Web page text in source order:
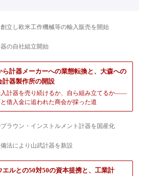
立し欧米工作機械等の輸入販売を開始
の自社組立開始
ら計器メーカーへの業態転換と、大森への
計器製作所の開設
入計器を売り続けるか、自ら組み立てるか——
借入金に追われた商会が採った道
ラウン・インストルメント計器を国産化
法により山武計器を新設
エルとの50対50の資本提携と、工業計